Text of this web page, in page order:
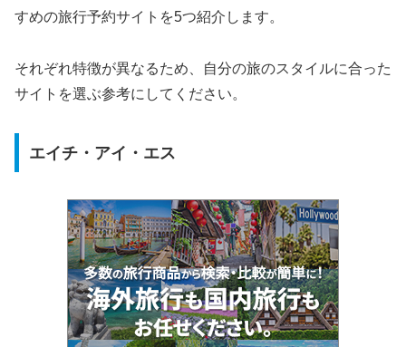
すめの旅行予約サイトを5つ紹介します。
それぞれ特徴が異なるため、自分の旅のスタイルに合った
サイトを選ぶ参考にしてください。
エイチ・アイ・エス